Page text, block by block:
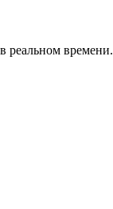
реальном времени.